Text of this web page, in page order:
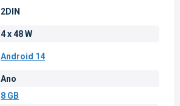
2DIN
4 x 48 W
Android 14
Ano
8 GB